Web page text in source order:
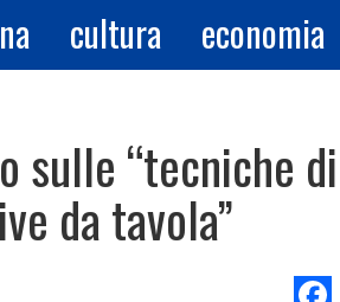
cultura economia
sulle “tecniche di
da tavola”